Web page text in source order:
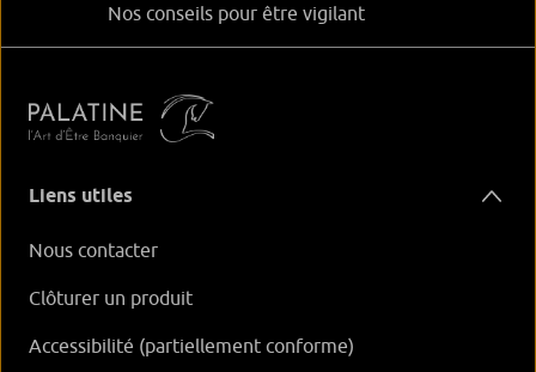
Nos conseils pour être vigilant
Liens utiles
Nous contacter
Clôturer un produit
Accessibilité (partiellement conforme)